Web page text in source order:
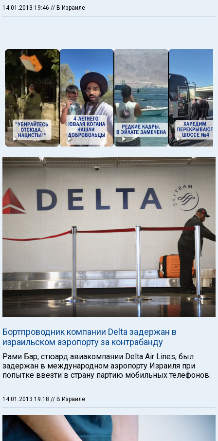
14.01.2013 19:46 // В Израиле
Бортпроводник компании Delta задержан в
израильском аэропорту за контрабанду
Рами Бар, стюард авиакомпании Delta Air Lines, был
задержан в международном аэропорту Израиля при
попытке ввезти в страну партию мобильных телефонов.
14.01.2013 19:18 // В Израиле